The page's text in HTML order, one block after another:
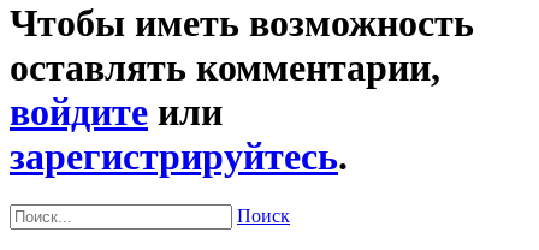
Чтобы иметь возможность
оставлять комментарии,
войдите или
зарегистрируйтесь.
Поиск